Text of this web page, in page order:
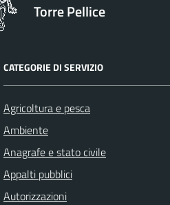
Torre Pellice
CATEGORIE DI SERVIZIO
Agricoltura e pesca
Ambiente
Anagrafe e stato civile
Appalti pubblici
Autorizzazioni